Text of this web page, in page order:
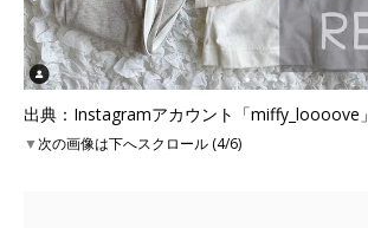
出典：Instagramアカウント「miffy_loooove」
▼次の画像は下へスクロール (4/6)